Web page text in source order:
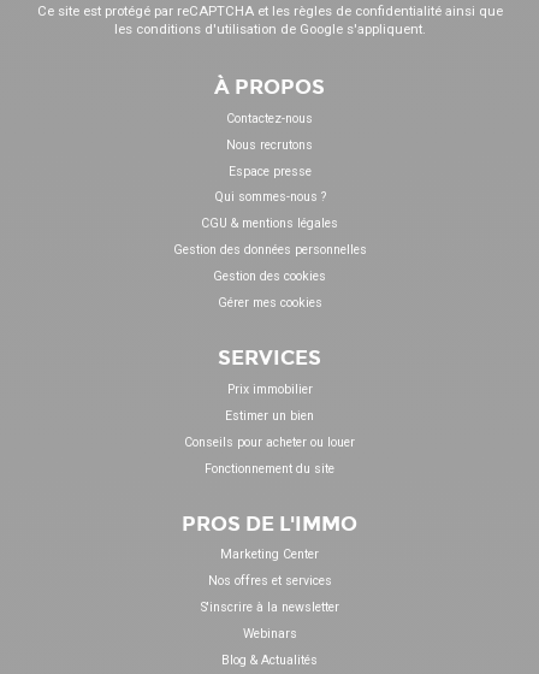
Ce site est protégé par reCAPTCHA et les règles de confidentialitéainsi que
les conditions d'utilisation de Google s'appliquent.
À PROPOS
Contactez-nous
Nous recrutons
Espace presse
Qui sommes-nous ?
CGU & mentions légales
Gestion des données personnelles
Gestion des cookies
Gérer mes cookies
SERVICES
Prix immobilier
Estimer un bien
Conseils pour acheter ou louer
Fonctionnement du site
PROS DE L'IMMO
Marketing Center
Nos offres et services
S'inscrire à la newsletter
Webinars
Blog & Actualités